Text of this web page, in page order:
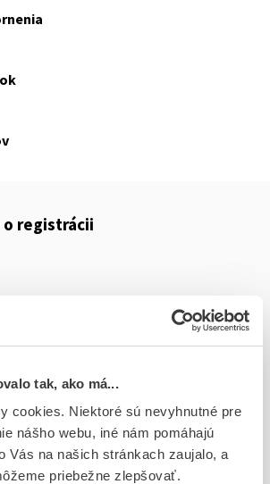
tak, ako má...
cookies. Niektoré sú nevyhnutné pre
nášho webu, iné nám pomáhajú
Vás na našich stránkach zaujalo, a
priebežne zlepšovať.
registrácii